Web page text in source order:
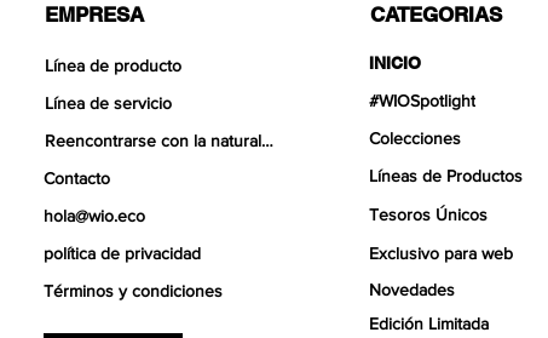
EMPRESA
Línea de producto
Línea de servicio
Reencontrarse con la naturaleza
Contacto
hola@wio.eco
política de privacidad
Términos y condiciones
CATEGORIAS
INICIO
#WIOSpotlight
Colecciones
Líneas de Productos
Tesoros Únicos
Exclusivo para web
Novedades
Edición Limitada